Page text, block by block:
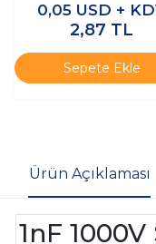
Kondansatör
0,05 USD +
2,87 TL
Sepete Ekle
Ürün Açıklaması
1nF